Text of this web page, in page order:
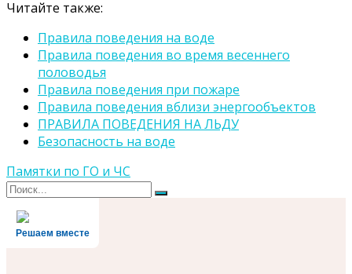
Читайте также:
Правила поведения на воде
Правила поведения во время весеннего
половодья
Правила поведения при пожаре
Правила поведения вблизи энергообъектов
ПРАВИЛА ПОВЕДЕНИЯ НА ЛЬДУ
Безопасность на воде
Памятки по ГО и ЧС
Поиск
Поиск
Решаем вместе